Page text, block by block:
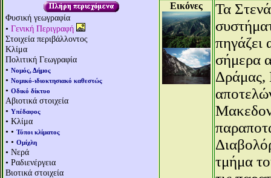
Φυσική γεωγραφία
• Γενική Περιγραφή
Στοιχεία περιβάλλοντος
Κλίμα
Πολιτική Γεωγραφία
• Νομός, Δήμος
• Νομικό-ιδιοκτησιακό καθεστώς
• Οδικό δίκτυο
Αβιοτικά στοιχεία
• Υπέδαφος
• Κλίμα
• • Τύποι κλίματος
• • Ομίχλη
• Νερά
• Ραδιενέργεια
Βιοτικά στοιχεία
Εικόνες
Τα
πηγάζει
σήμερα
Δράμας,
τμήμα